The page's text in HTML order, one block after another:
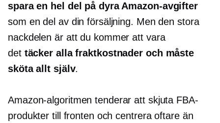
spara en hel del på dyra Amazon-avgifter
som en del av din försäljning. Men den stora
nackdelen är att du kommer att vara
det täcker alla fraktkostnader och måste
sköta allt själv.
Amazon-algoritmen tenderar att skjuta FBA-
produkter till fronten och centrera oftare än